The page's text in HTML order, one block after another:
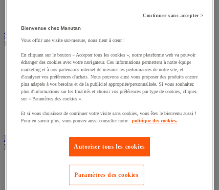
Sachet, film bulle et calage
Découvrez ce groupe de produits
Papier de protection
Cornière, coin et gaine de protection
Coussin de calage
Film à bulles et film mousse
Sachet plastique
Couverture de déménagement
Particulaire de calage
Film étirable, palette et caisse-palette
Découvrez ce groupe de produits
Accessoires de palettisation
Housse rétractable et pistolet
Continuer sans accepter >
Bienvenue chez Manutan
Vous offrir une visite sur-mesure, nous tient à cœur !
En cliquant sur le bouton « Accepter tous les cookies », notre plateforme web va pouvoir
échanger des cookies avec votre navigateur. Ces informations permettent à notre équipe
marketing et à nos partenaires internet de mesurer les performances de notre site, et
d'analyser vos préférences d'achats. Nous pouvons ainsi vous proposer des produits encore
plus adaptés à vos besoins et de la publicité appropriée/personnalisée. Si vous souhaitez
plus d'informations sur les finalités et choisir vos préférences par type de cookies, cliquez
sur « Paramètres des cookies ».
Et si vous choisissez de continuer votre visite sans cookies, vous êtes le bienvenu aussi !
Pour en savoir plus, vous pouvez aussi consulter notre
politique des cookies.
Autoriser tous les cookies
Paramètres des cookies